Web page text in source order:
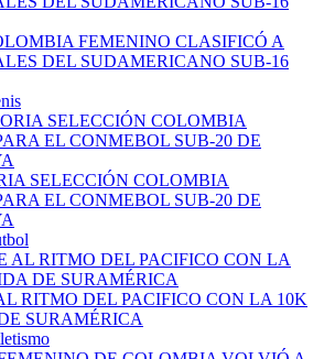
FEMENINO CLASIFICÓ A
DEL SUDAMERICANO SUB-16
SELECCIÓN COLOMBIA
EL CONMEBOL SUB-20 DE
RITMO DEL PACIFICO CON LA 10K
SURAMÉRICA